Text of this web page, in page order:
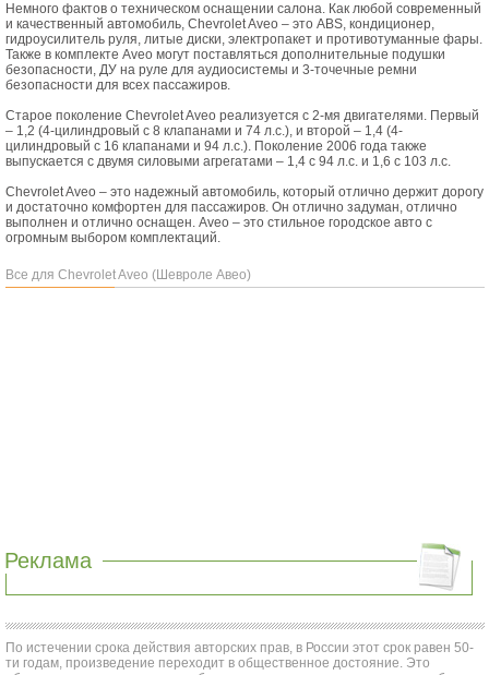
Немного фактов о техническом оснащении салона. Как любой современный
и качественный автомобиль, Chevrolet Aveo – это ABS, кондиционер,
гидроусилитель руля, литые диски, электропакет и противотуманные фары.
Также в комплекте Aveo могут поставляться дополнительные подушки
безопасности, ДУ на руле для аудиосистемы и 3-точечные ремни
безопасности для всех пассажиров.
Старое поколение Chevrolet Aveo реализуется с 2-мя двигателями. Первый
– 1,2 (4-цилиндровый с 8 клапанами и 74 л.с.), и второй – 1,4 (4-
цилиндровый с 16 клапанами и 94 л.с.). Поколение 2006 года также
выпускается с двумя силовыми агрегатами – 1,4 с 94 л.с. и 1,6 с 103 л.с.
Chevrolet Aveo – это надежный автомобиль, который отлично держит дорогу
и достаточно комфортен для пассажиров. Он отлично задуман, отлично
выполнен и отлично оснащен. Aveo – это стильное городское авто с
огромным выбором комплектаций.
Все для Chevrolet Aveo (Шевроле Авео)
Реклама
По истечении срока действия авторских прав, в России этот срок равен 50-
ти годам, произведение переходит в общественное достояние. Это